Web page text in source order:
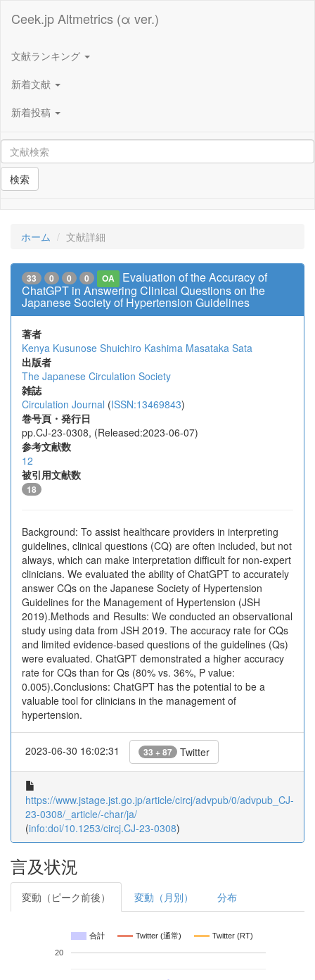
Ceek.jp Altmetrics (α ver.)
文献ランキング
新着文献
新着投稿
検索
ホーム 文献詳細
33 0 0 0 OA
Evaluation of the Accuracy of
ChatGPT in Answering Clinical Questions on the
Japanese Society of Hypertension Guidelines
著者
Kenya Kusunose Shuichiro Kashima Masataka Sata
出版者
The Japanese Circulation Society
雑誌
Circulation Journal (ISSN:13469843)
巻号頁・発行日
pp.CJ-23-0308, (Released:2023-06-07)
参考文献数
12
被引用文献数
18
Background: To assist healthcare providers in interpreting
guidelines, clinical questions (CQ) are often included, but not
always, which can make interpretation difficult for non-expert
clinicians. We evaluated the ability of ChatGPT to accurately
answer CQs on the Japanese Society of Hypertension
Guidelines for the Management of Hypertension (JSH
2019).Methods and Results: We conducted an observational
study using data from JSH 2019. The accuracy rate for CQs
and limited evidence-based questions of the guidelines (Qs)
were evaluated. ChatGPT demonstrated a higher accuracy
rate for CQs than for Qs (80% vs. 36%, P value:
0.005).Conclusions: ChatGPT has the potential to be a
valuable tool for clinicians in the management of
hypertension.
2023-06-30 16:02:31 33 + 87 Twitter
https://www.jstage.jst.go.jp/article/circj/advpub/0/advpub_CJ-
23-0308/_article/-char/ja/
(info:doi/10.1253/circj.CJ-23-0308)
言及状況
変動（ピーク前後） 変動（月別） 分布
合計 Twitter (通常) Twitter (RT)
20